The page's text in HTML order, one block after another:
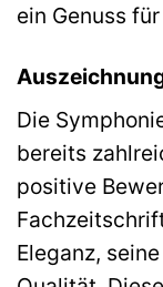
ein Genuss
Die
bereits
positive
Eleganz,